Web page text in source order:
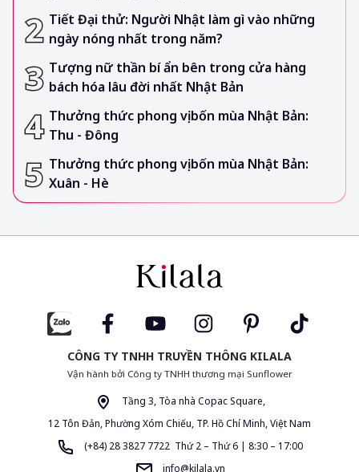
Tiết Đại thử: Người Nhật làm gì vào những
ngày nóng nhất trong năm?
Tượng nữ thần bí ẩn bên trong cửa hàng
bách hóa lâu đời nhất Nhật Bản
Thưởng thức phong vị bốn mùa Nhật Bản:
Thu - Đông
Thưởng thức phong vị bốn mùa Nhật Bản:
Xuân - Hè
CÔNG TY TNHH TRUYỀN THÔNG KILALA
Vận hành bởi Công ty TNHH thương mại Sunflower
Tầng 3, Tòa nhà Copac Square,
12 Tôn Đản, Phường Xóm Chiếu, TP. Hồ Chí Minh, Việt Nam
(+84) 28 3827 7722 Thứ 2 – Thứ 6 | 8:30 – 17:00
info@kilala.vn